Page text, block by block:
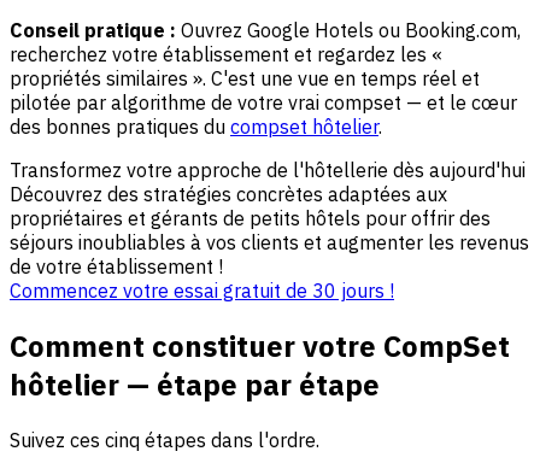
Conseil pratique : Ouvrez Google Hotels ou Booking.com,
recherchez votre établissement et regardez les «
propriétés similaires ». C'est une vue en temps réel et
pilotée par algorithme de votre vrai compset — et le cœur
des bonnes pratiques du compset hôtelier.
Transformez votre approche de l'hôtellerie dès aujourd'hui
Découvrez des stratégies concrètes adaptées aux
propriétaires et gérants de petits hôtels pour offrir des
séjours inoubliables à vos clients et augmenter les revenus
de votre établissement !
Commencez votre essai gratuit de 30 jours !
Comment constituer votre CompSet
hôtelier — étape par étape
Suivez ces cinq étapes dans l'ordre.